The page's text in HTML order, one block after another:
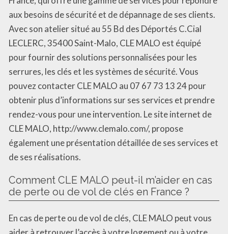
aux besoins de sécurité et de dépannage de ses clients.
Avec son atelier situé au 55 Bd des Déportés C.Cial
LECLERC, 35400 Saint-Malo, CLE MALO est équipé
pour fournir des solutions personnalisées pour les
serrures, les clés et les systèmes de sécurité. Vous
pouvez contacter CLE MALO au 07 67 73 13 24 pour
obtenir plus d’informations sur ses services et prendre
rendez-vous pour une intervention. Le site internet de
CLE MALO, http://www.clemalo.com/, propose
également une présentation détaillée de ses services et
de ses réalisations.
Comment CLE MALO peut-il m’aider en cas
de perte ou de vol de clés en France ?
En cas de perte ou de vol de clés, CLE MALO peut vous